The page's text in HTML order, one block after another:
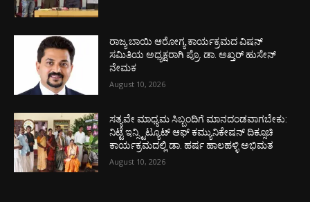
ರಾಜ್ಯ ಬಾಯಿ ಆರೋಗ್ಯ ಕಾರ್ಯಕ್ರಮದ ವಿಷನ್
ಸಮಿತಿಯ ಅಧ್ಯಕ್ಷರಾಗಿ ಪ್ರೊ. ಡಾ. ಅಖ್ತರ್ ಹುಸೇನ್
ನೇಮಕ
August 10, 2026
ಸತ್ಯವೇ ಮಾಧ್ಯಮ ಸಿಬ್ಬಂದಿಗೆ ಮಾನದಂಡವಾಗಬೇಕು:
ನಿಟ್ಟೆ ಇನ್ಸ್ಟಿಟ್ಯೂಟ್ ಆಫ್ ಕಮ್ಯುನಿಕೇಷನ್ ದಿಕ್ಸೂಚಿ
ಕಾರ್ಯಕ್ರಮದಲ್ಲಿ ಡಾ. ಹರ್ಷ ಹಾಲಹಳ್ಳಿ ಅಭಿಮತ
August 10, 2026